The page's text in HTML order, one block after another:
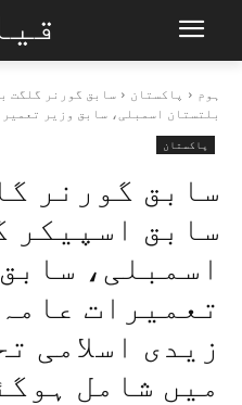
ہوم پاکستان
سابق گورنر گلگت
بلتستان اسمبلی، سابق وزیر
پاکستان
سابق گورنر
سابق اسپیکر
اسمبلی،
تعمیرات
زیدی اسلامی
میں شامل